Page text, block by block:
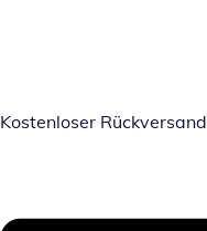
Kostenloser Rückversand